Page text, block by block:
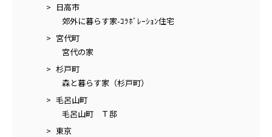
日高市
郊外に暮らす家-ｺﾗﾎﾞﾚｰｼｮﾝ住宅
宮代町
宮代の家
杉戸町
森と暮らす家（杉戸町）
毛呂山町
毛呂山町 Ｔ邸
東京